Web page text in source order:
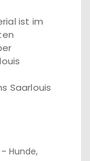
ist im
Saarlouis